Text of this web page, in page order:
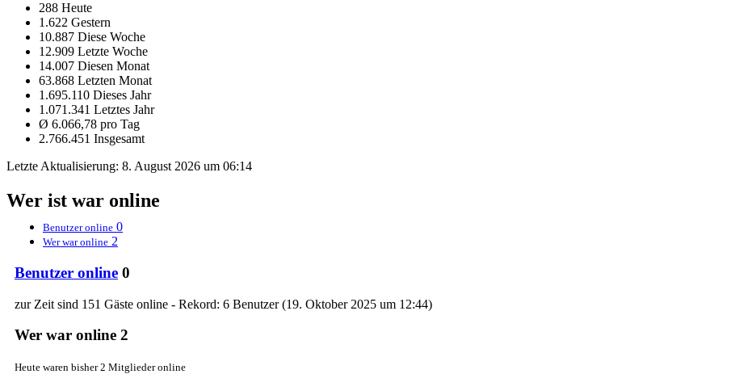
288 Heute
1.622 Gestern
10.887 Diese Woche
12.909 Letzte Woche
14.007 Diesen Monat
63.868 Letzten Monat
1.695.110 Dieses Jahr
1.071.341 Letztes Jahr
Ø 6.066,78 pro Tag
2.766.451 Insgesamt
Letzte Aktualisierung: 8. August 2026 um 06:14
Wer ist war online
Benutzer online 0
Wer war online 2
Benutzer online 0
zur Zeit sind 151 Gäste online - Rekord: 6 Benutzer (19. Oktober 2025 um 12:44)
Wer war online 2
Heute waren bisher 2 Mitglieder online